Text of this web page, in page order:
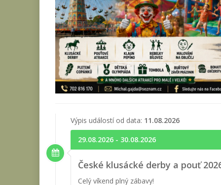
Výpis událostí od data: 11.08.2026
29.08.2026 - 30.08.2026
České klusácké derby a pouť
Celý víkend plný zábavy!